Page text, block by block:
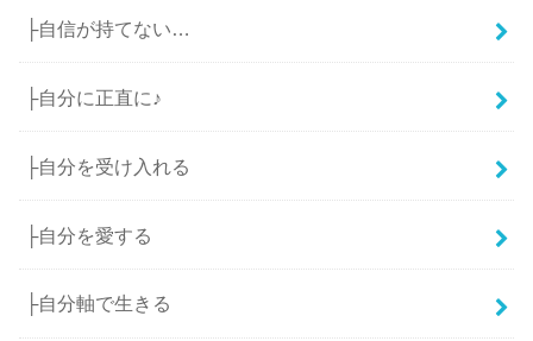
├自信が持てない…
├自分に正直に♪
├自分を受け入れる
├自分を愛する
├自分軸で生きる